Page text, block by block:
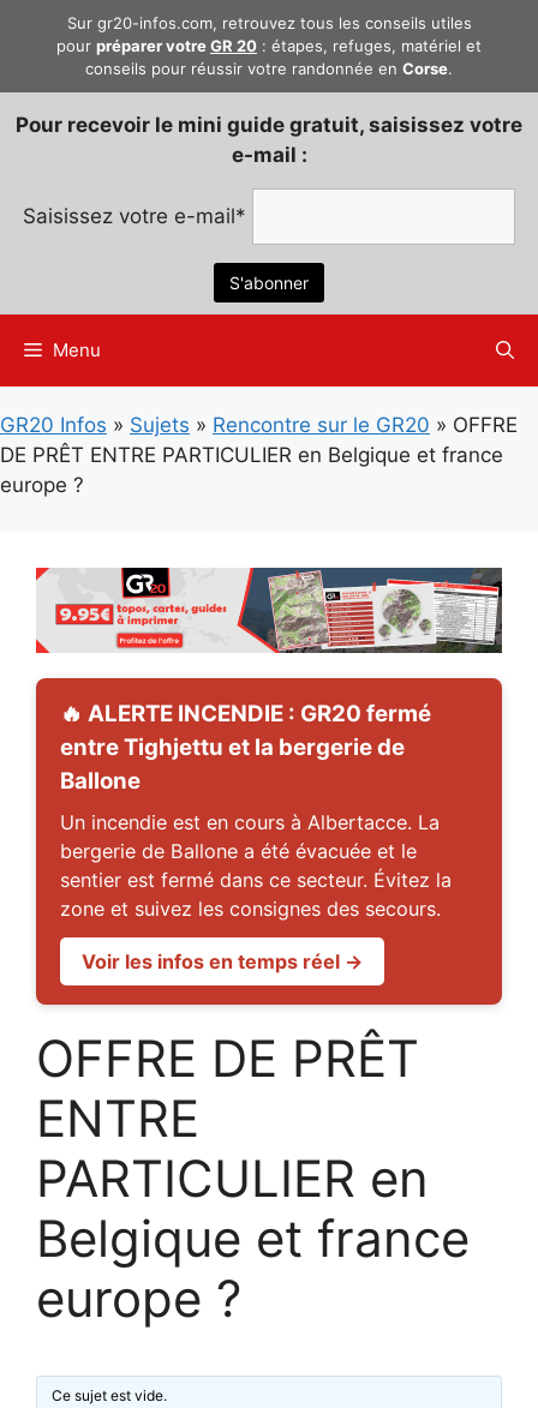
Sur gr20-infos.com, retrouvez tous les conseils utiles
pour préparer votreGR 20 : étapes, refuges, matériel et
conseils pour réussir votre randonnée en Corse.
Pour recevoir le mini guide gratuit, saisissez votre
e-mail :
Saisissez votre e-mail*
Menu
GR20 Infos » Sujets » Rencontre sur le GR20 » OFFRE
DE PRÊT ENTRE PARTICULIER en Belgique et france
europe ?
🔥 ALERTE INCENDIE : GR20 fermé
entre Tighjettu et la bergerie de
Ballone
Un incendie est en cours à Albertacce. La
bergerie de Ballone a été évacuée et le
sentier est fermé dans ce secteur. Évitez la
zone et suivez les consignes des secours.
Voir les infos en temps réel →
OFFRE DE PRÊT
ENTRE
PARTICULIER en
Belgique et france
europe ?
Ce sujet est vide.